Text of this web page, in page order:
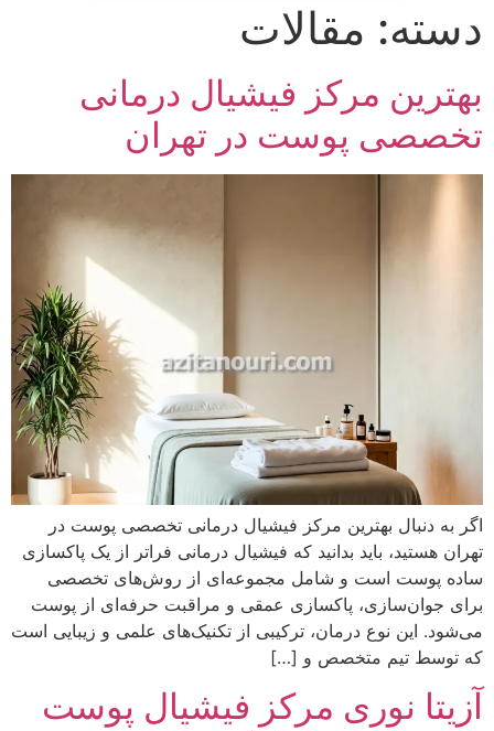
دسته: مقالات
بهترین مرکز فیشیال درمانی
تخصصی پوست در تهران
اگر به دنبال بهترین مرکز فیشیال درمانی تخصصی پوست در
تهران هستید، باید بدانید که فیشیال درمانی فراتر از یک پاکسازی
ساده پوست است و شامل مجموعه‌ای از روش‌های تخصصی
برای جوان‌سازی، پاکسازی عمقی و مراقبت حرفه‌ای از پوست
می‌شود. این نوع درمان، ترکیبی از تکنیک‌های علمی و زیبایی است
که توسط تیم متخصص و […]
آزیتا نوری مرکز فیشیال پوست